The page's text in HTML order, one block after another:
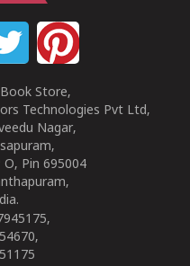
Store,
Technologies Pvt Ltd,
Nagar,
Pin 695004